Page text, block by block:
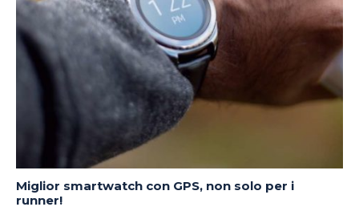
Miglior smartwatch con GPS, non solo per i
runner!